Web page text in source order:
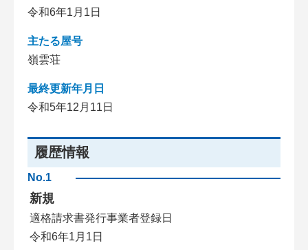
令和6年1月1日
主たる屋号
嶺雲荘
最終更新年月日
令和5年12月11日
履歴情報
No.1
新規
適格請求書発行事業者登録日
令和6年1月1日